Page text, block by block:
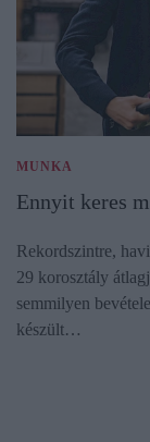
MUNKA
Ennyit keres
Rekordszintre,
29 korosztály
semmilyen
készült…